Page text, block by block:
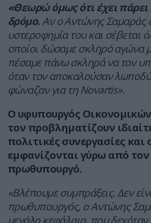
«Θεωρώ όμως ότι έχει πάρει
δρόμο.Αν ο Αντώνης Σαμαράς
υστεροφημία του και σέβεται
οποίοι δώσαμε σκληρό αγώνα
πέσαμε πάνω σκληρά να τον
όταν τον αποκαλούσαν
φώναζαν για τη Novartis».
Ο υφυπουργός
τον προβληματίζουν
πολιτικές συνεργασίες
εμφανίζονται γύρω από
πρωθυπουργό.
«Βλέπουμε συμπράξεις. Δεν
πρωθυπουργός, ο Αντώνης